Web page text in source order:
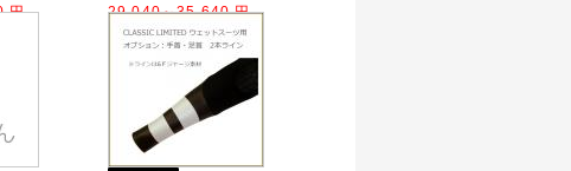
円
29,040～35,640円